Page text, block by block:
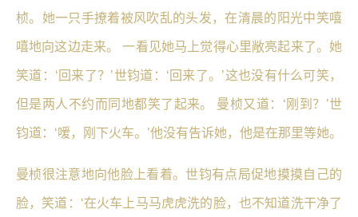
桢。她一只手撩着被风吹乱的头发，在清晨的阳光中笑嘻
嘻地向这边走来。 一看见她马上觉得心里敞亮起来了。她
笑道：‘回来了？’世钧道：‘回来了。’这也没有什么可笑，
但是两人不约而同地都笑了起来。 曼桢又道：‘刚到？’世
钧道：‘嗳，刚下火车。’他没有告诉她，他是在那里等她。
曼桢很注意地向他脸上看着。世钧有点局促地摸摸自己的
脸，笑道：‘在火车上马马虎虎洗的脸，也不知道洗干净了